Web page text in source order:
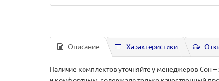
Описание Характеристики
Наличие комплектов уточняйте у менеджеров Сон